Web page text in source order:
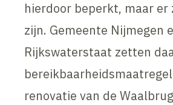
hierdoor beperkt, maar er
zijn. Gemeente Nijmegen
Rijkswaterstaat zetten
renovatie van de